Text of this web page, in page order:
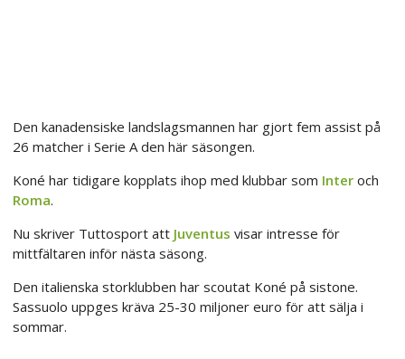
Den kanadensiske landslagsmannen har gjort fem assist på
26 matcher i Serie A den här säsongen.
Koné har tidigare kopplats ihop med klubbar som Inter och
Roma.
Nu skriver Tuttosport att Juventus visar intresse för
mittfältaren inför nästa säsong.
Den italienska storklubben har scoutat Koné på sistone.
Sassuolo uppges kräva 25-30 miljoner euro för att sälja i
sommar.